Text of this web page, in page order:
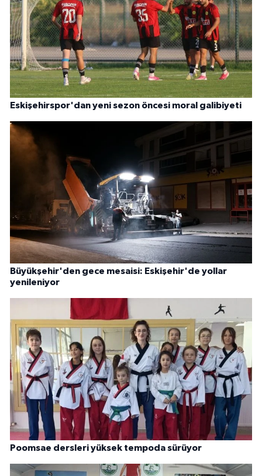
Eskişehirspor'dan yeni sezon öncesi moral galibiyeti
Büyükşehir'den gece mesaisi: Eskişehir'de yollar
yenileniyor
Poomsae dersleri yüksek tempoda sürüyor